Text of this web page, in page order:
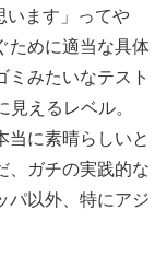
います」ってや
ために適当な具体
ミみたいなテスト
えるレベル。
当に素晴らしいと
、ガチの実践的な
パ以外、特にアジ